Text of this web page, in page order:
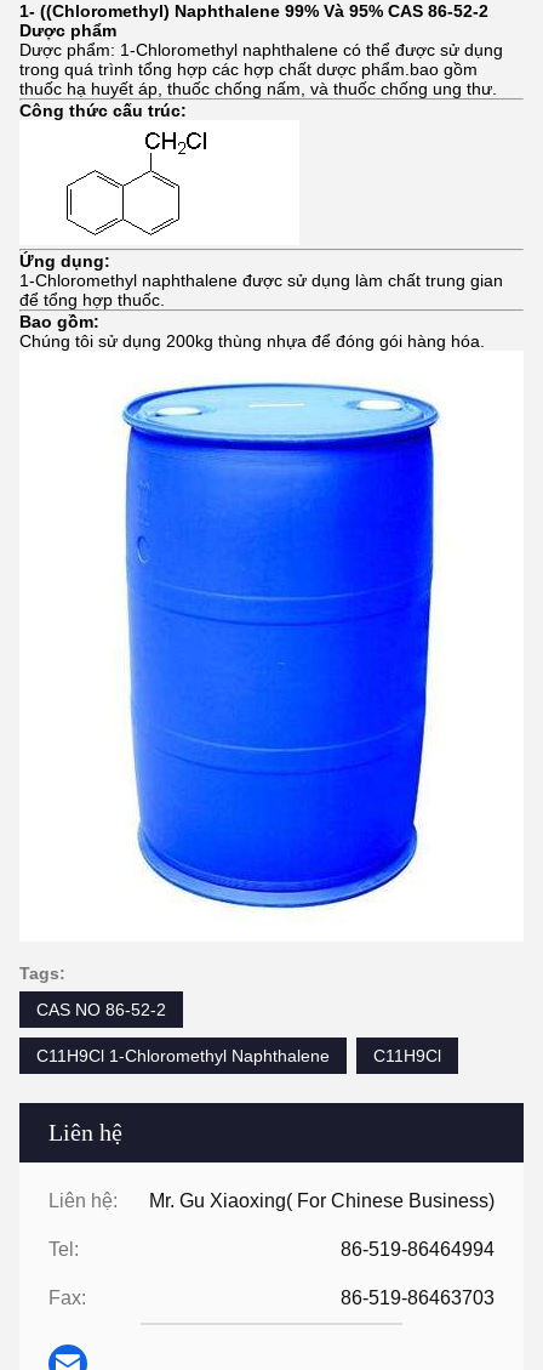
Liên hệ
Liên hệ: Mr. Gu Xiaoxing( For Chinese Business)
Tel: 86-519-86464994
Fax: 86-519-86463703
1- ((Chloromethyl) Naphthalene 99% Và 95% CAS 86-52-2
Dược phẩm
Dược phẩm: 1-Chloromethyl naphthalene có thể được sử dụng
trong quá trình tổng hợp các hợp chất dược phẩm.bao gồm
thuốc hạ huyết áp, thuốc chống nấm, và thuốc chống ung thư.
Công thức cấu trúc:
Ứng dụng:
1-Chloromethyl naphthalene được sử dụng làm chất trung gian
để tổng hợp thuốc.
Bao gồm:
Chúng tôi sử dụng 200kg thùng nhựa để đóng gói hàng hóa.
Tags:
CAS NO 86-52-2
C11H9Cl 1-Chloromethyl Naphthalene C11H9Cl